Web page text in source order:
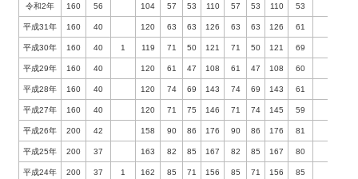
令和2年 160 56 104 57 53 110 57 53 110 53
平成31年 160 40 120 63 63 126 63 63 126 61
平成30年 160 40 1 119 71 50 121 71 50 121 69
平成29年 160 40 120 61 47 108 61 47 108 60
平成28年 160 40 120 74 69 143 74 69 143 61
平成27年 160 40 120 71 75 146 71 74 145 59
平成26年 200 42 158 90 86 176 90 86 176 81
平成25年 200 37 163 82 85 167 82 85 167 80
平成24年 200 37 1 162 85 71 156 85 71 156 85